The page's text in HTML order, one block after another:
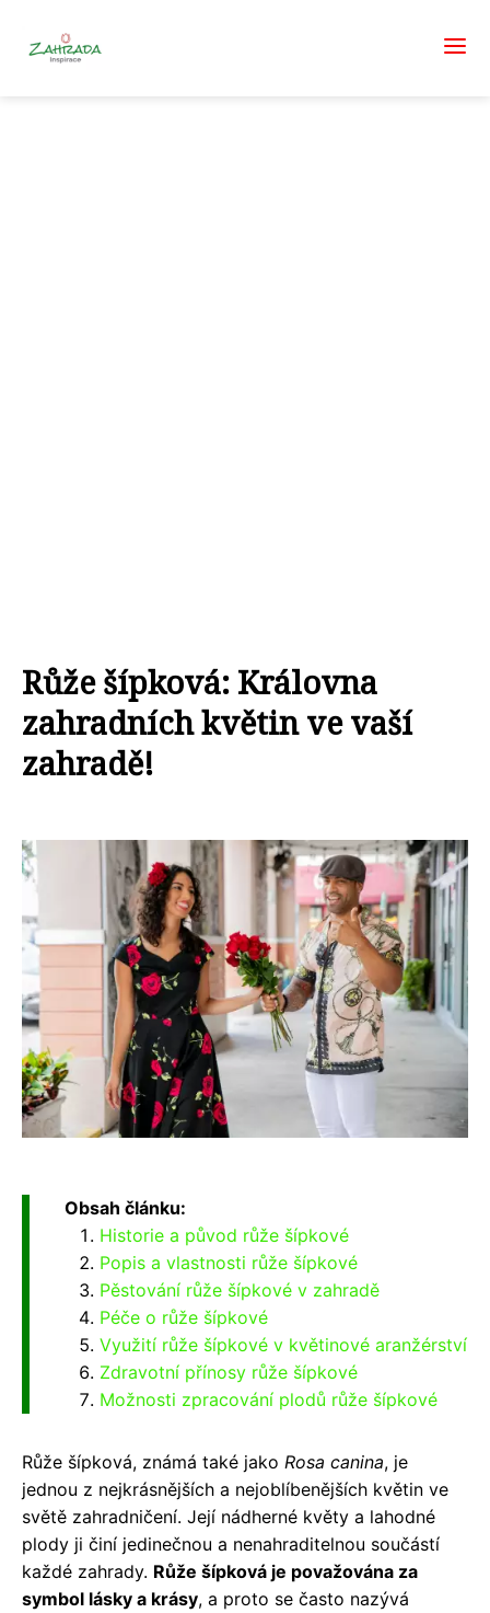
Růže šípková: Královna
zahradních květin ve vaší
zahradě!
Obsah článku:
Historie a původ růže šípkové
Popis a vlastnosti růže šípkové
Pěstování růže šípkové v zahradě
Péče o růže šípkové
Využití růže šípkové v květinové aranžérství
Zdravotní přínosy růže šípkové
Možnosti zpracování plodů růže šípkové
Růže šípková, známá také jako Rosa canina, je
jednou z nejkrásnějších a nejoblíbenějších květin ve
světě zahradničení. Její nádherné květy a lahodné
plody ji činí jedinečnou a nenahraditelnou součástí
každé zahrady. Růže šípková je považována za
symbol lásky a krásy, a proto se často nazývá